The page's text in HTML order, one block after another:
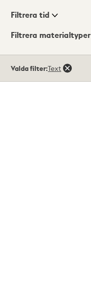
Visningsläge
Filtrera tid
Filtrera materialtyper
träffar
Valda filter:Text